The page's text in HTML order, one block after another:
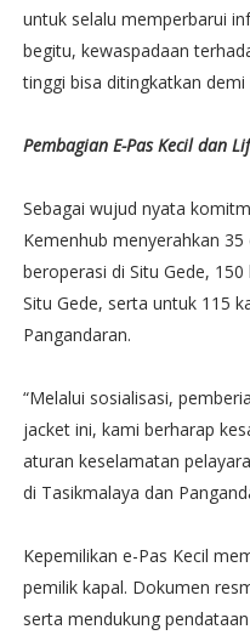
untuk selalu memperbarui
begitu, kewaspadaan
tinggi bisa ditingkatkan
Pembagian E-Pas Kecil dan
Sebagai wujud nyata
Kemenhub menyerahkan
beroperasi di Situ Gede,
Situ Gede, serta untuk 115
Pangandaran.
“Melalui sosialisasi,
jacket ini, kami berharap
aturan keselamatan
di Tasikmalaya dan
Kepemilikan e-Pas Kecil
pemilik kapal. Dokumen
serta mendukung